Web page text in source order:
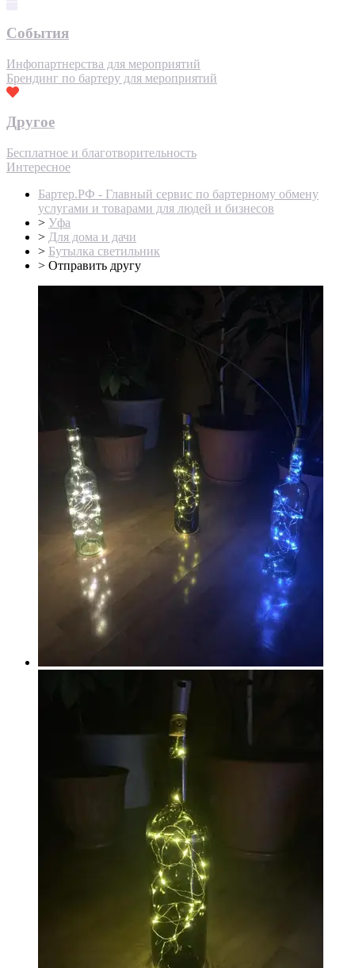
События
Инфопартнерства для мероприятий
Брендинг по бартеру для мероприятий
Другое
Бесплатное и благотворительность
Интересное
Бартер.РФ - Главный сервис по бартерному обмену
услугами и товарами для людей и бизнесов
> Уфа
> Для дома и дачи
> Бутылка светильник
> Отправить другу